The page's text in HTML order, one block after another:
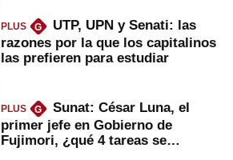
PLUS G
UTP, UPN y Senati: las
razones por la que los capitalinos
las prefieren para estudiar
PLUS G
Sunat: César Luna, el
primer jefe en Gobierno de
Fujimori, ¿qué 4 tareas se